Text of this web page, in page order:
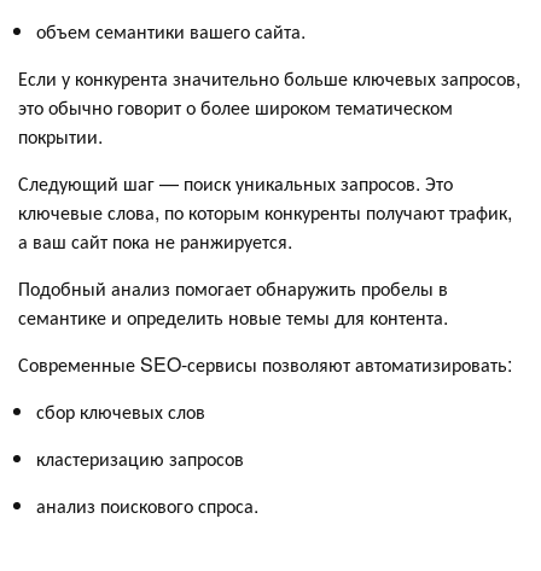
объем семантики вашего сайта.
Если у конкурента значительно больше ключевых запросов,
это обычно говорит о более широком тематическом
покрытии.
Следующий шаг — поиск уникальных запросов. Это
ключевые слова, по которым конкуренты получают трафик,
а ваш сайт пока не ранжируется.
Подобный анализ помогает обнаружить пробелы в
семантике и определить новые темы для контента.
Современные SEO-сервисы позволяют автоматизировать:
сбор ключевых слов
кластеризацию запросов
анализ поискового спроса.